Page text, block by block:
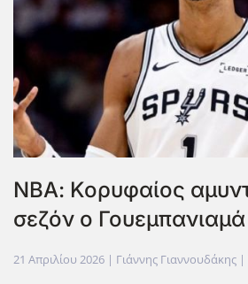
ΝΒΑ: Κορυφαίος
σεζόν ο
21 Απριλίου 2026 | Γιάννης Γιαννουδάκης |